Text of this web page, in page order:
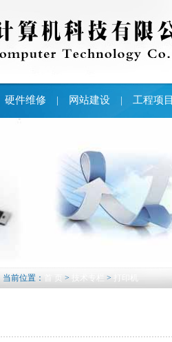
硬件维修 网站建设 工程项目
当前位置： 首 页 > 技术专栏 > 打印机